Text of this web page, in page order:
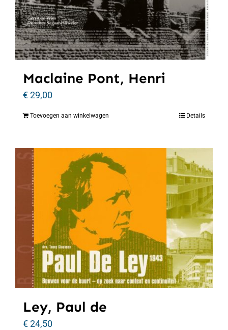
Maclaine Pont, Henri
€29,00
Toevoegen aan winkelwagen Details
Ley, Paul de
€24,50